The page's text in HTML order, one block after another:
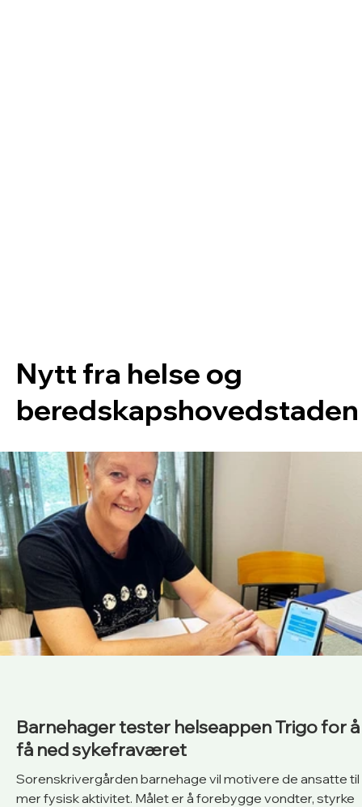
Nytt fra helse og
beredskapshovedstaden
Barnehager tester helseappen Trigo for å
få ned sykefraværet
Sorenskrivergården barnehage vil motivere de ansatte til
mer fysisk aktivitet. Målet er å forebygge vondter, styrke